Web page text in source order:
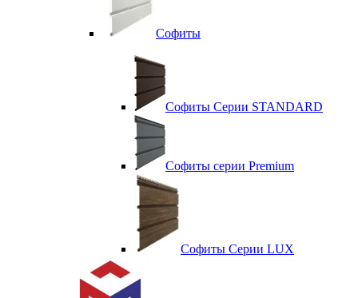
Софиты
Софиты Серии STANDARD
Софиты серии Premium
Софиты Серии LUX